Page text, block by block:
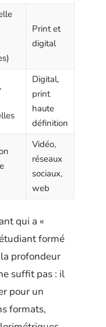
Print et
digital
Digital,
print
haute
définition
Vidéo,
réseaux
sociaux,
web
qui a «
formé
profondeur
suffit pas : il
pour un
formats,